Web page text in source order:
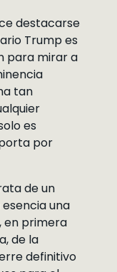
destacarse
Trump es
para mirar a
tan
es
por
de un
una
en primera
de la
definitivo